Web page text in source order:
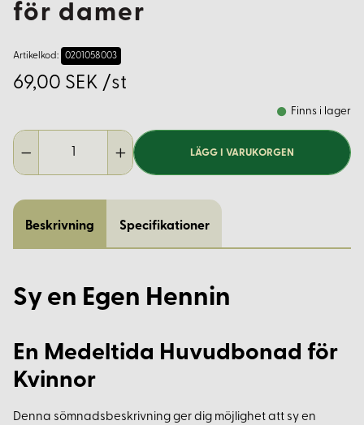
för damer
Artikelkod: 0201058003
69,00 SEK /st
Finns i lager
LÄGG I VARUKORGEN
Beskrivning Specifikationer
Sy en Egen Hennin
En Medeltida Huvudbonad för
Kvinnor
Denna sömnadsbeskrivning ger dig möjlighet att sy en